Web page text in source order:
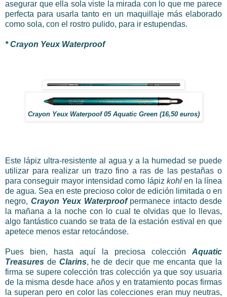
asegurar que ella sola viste la mirada con lo que me parece
perfecta para usarla tanto en un maquillaje más elaborado
como sola, con el rostro pulido, para ir estupendas.
* Crayon Yeux Waterproof
Crayon Yeux Waterpoof 05 Aquatic Green (16,50 euros)
Este lápiz ultra-resistente al agua y a la humedad se puede
utilizar para realizar un trazo fino a ras de las pestañas o
para conseguir mayor intensidad como lápiz kohlen la línea
de agua. Sea en este precioso color de edición limitada o en
negro, Crayon Yeux Waterproofpermanece intacto desde
la mañana a la noche con lo cual te olvidas que lo llevas,
algo fantástico cuando se trata de la estación estival en que
apetece menos estar retocándose.
Pues bien, hasta aquí la preciosa colección Aquatic
Treasures de Clarins, he de decir que me encanta que la
firma se supere colección tras colección ya que soy usuaria
de la misma desde hace años y en tratamiento pocas firmas
la superan pero en color las colecciones eran muy neutras,